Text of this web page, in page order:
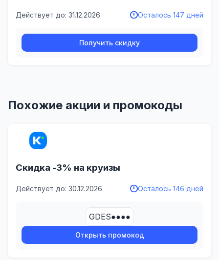
Действует до: 31.12.2026 Осталось 147 дней
Получить скидку
Похожие акции и промокоды
Скидка -3% на круизы
Действует до: 30.12.2026 Осталось 146 дней
GDES●●●●
Открыть промокод